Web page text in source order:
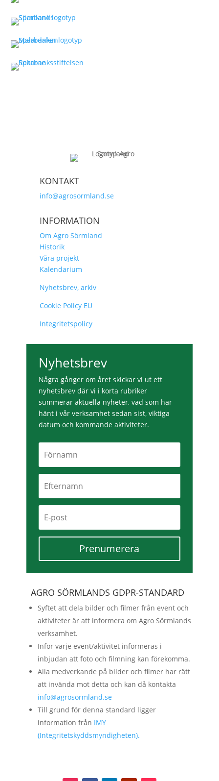
KONTAKT
info@agrosormland.se
INFORMATION
Om Agro Sörmland
Historik
Våra projekt
Kalendarium
Nyhetsbrev, arkiv
Cookie Policy EU
Integritetspolicy
Nyhetsbrev
Några gånger om året skickar vi ut ett
nyhetsbrev där vi i korta rubriker
summerar aktuella nyheter, vad som har
hänt i vår verksamhet sedan sist, viktiga
datum och kommande aktiviteter.
Prenumerera
AGRO SÖRMLANDS GDPR-STANDARD
Syftet att dela bilder och filmer från event och
aktiviteter är att informera om Agro Sörmlands
verksamhet.
Inför varje event/aktivitet informeras i
inbjudan att foto och filmning kan förekomma.
Alla medverkande på bilder och filmer har rätt
att invända mot detta och kan då kontakta
info@agrosormland.se
Till grund för denna standard ligger
information från IMY
(Integritetskyddsmyndigheten).